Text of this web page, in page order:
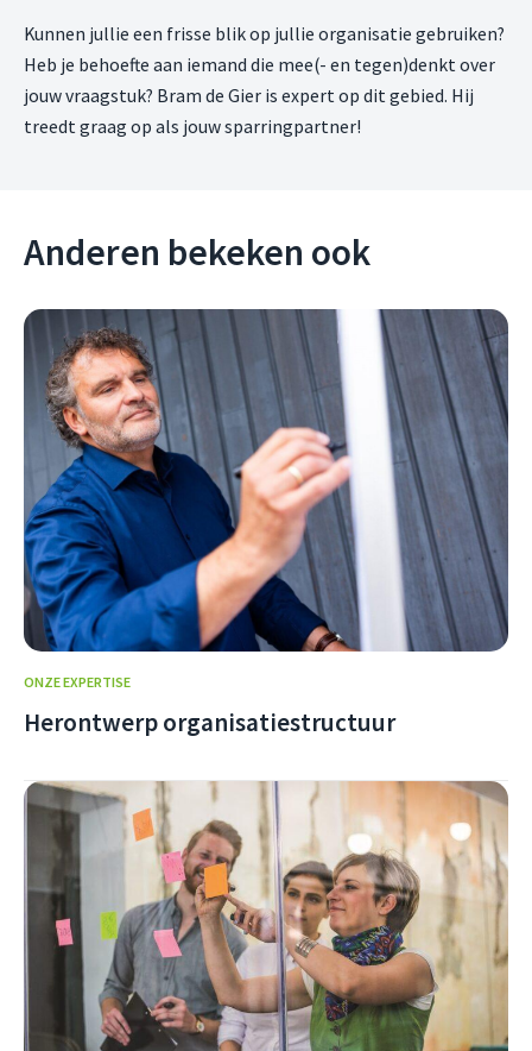
Kunnen jullie een frisse blik op jullie organisatie gebruiken?
Heb je behoefte aan iemand die mee(- en tegen)denkt over
jouw vraagstuk? Bram de Gier is expert op dit gebied. Hij
treedt graag op als jouw sparringpartner!
Anderen bekeken ook
ONZE EXPERTISE
Herontwerp organisatiestructuur